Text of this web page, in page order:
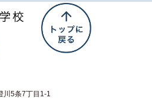
川5条7丁目1-1